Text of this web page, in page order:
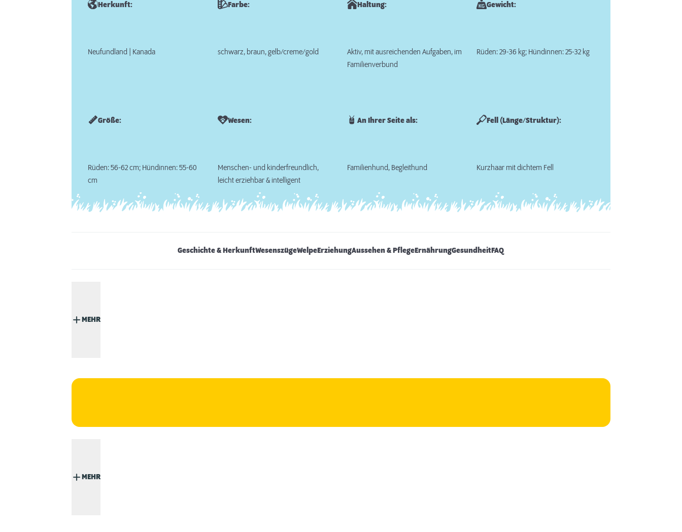
Herkunft:
Neufundland | Kanada
Farbe:
schwarz, braun, gelb/creme/gold
Haltung:
Aktiv, mit ausreichenden Aufgaben, im
Familienverbund
Gewicht:
Rüden: 29-36 kg; Hündinnen: 25-32 kg
Größe:
Rüden: 56-62 cm; Hündinnen: 55-60
cm
Wesen:
Menschen- und kinderfreundlich,
leicht erziehbar & intelligent
An Ihrer Seite als:
Familienhund, Begleithund
Fell (Länge/Struktur):
Kurzhaar mit dichtem Fell
Geschichte & HerkunftWesenszügeWelpeErziehungAussehen & PflegeErnährungGesundheitFAQ
MEHR
MEHR